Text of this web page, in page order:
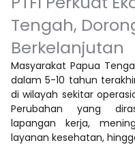
Tengah,
Berkelanjutan
Masyarakat Papua
dalam 5-10 tahun
di wilayah sekitar
Perubahan yang
lapangan kerja,
layanan kesehatan,